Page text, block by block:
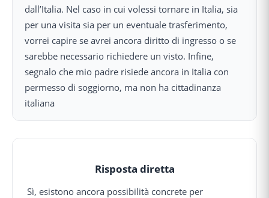
dall’Italia. Nel caso in cui volessi tornare in Italia, sia
per una visita sia per un eventuale trasferimento,
vorrei capire se avrei ancora diritto di ingresso o se
sarebbe necessario richiedere un visto. Infine,
segnalo che mio padre risiede ancora in Italia con
permesso di soggiorno, ma non ha cittadinanza
italiana
Risposta diretta
Sì, esistono ancora possibilità concrete per